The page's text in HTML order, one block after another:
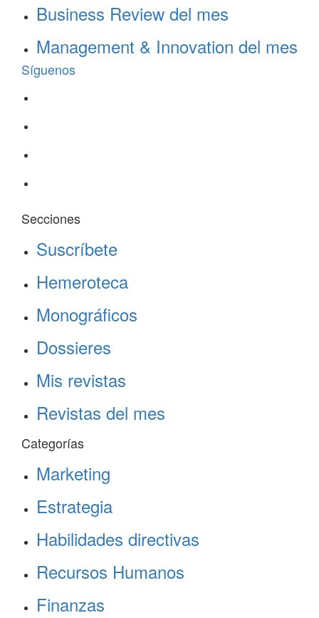
Business Review del mes
Management & Innovation del mes
Síguenos
Secciones
Suscríbete
Hemeroteca
Monográficos
Dossieres
Mis revistas
Revistas del mes
Categorías
Marketing
Estrategia
Habilidades directivas
Recursos Humanos
Finanzas